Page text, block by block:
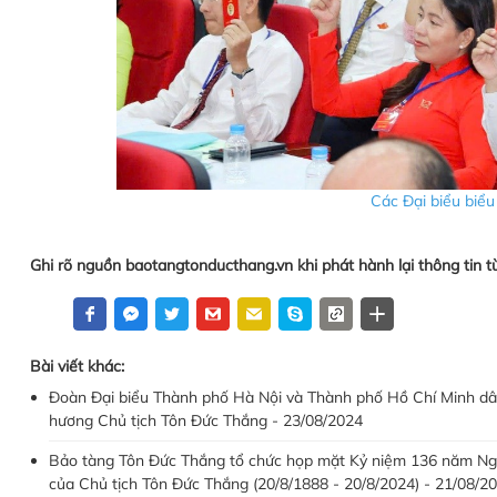
Các Đại biểu
Ghi rõ nguồn baotangtonducthang.vn khi phát hành lại thông tin
Bài viết khác:
Đoàn Đại biểu Thành phố Hà Nội và Thành phố Hồ Chí Minh
hương Chủ tịch Tôn Đức Thắng - 23/08/2024
Bảo tàng Tôn Đức Thắng tổ chức họp mặt Kỷ niệm 136 năm
của Chủ tịch Tôn Đức Thắng (20/8/1888 - 20/8/2024) - 21/08/